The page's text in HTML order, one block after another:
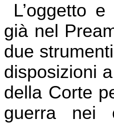
L’oggetto
già nel
due
disposizioni
della Corte
guerra nei